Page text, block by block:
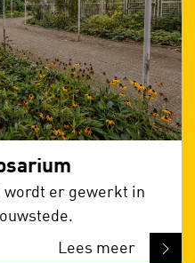
wordt er gewerkt in
Lees meer